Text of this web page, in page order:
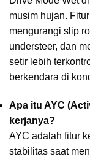
musim hujan.
mengurangi slip
understeer, dan
setir lebih
berkendara di
Apa itu AYC
kerjanya?
AYC adalah fitur
stabilitas saat